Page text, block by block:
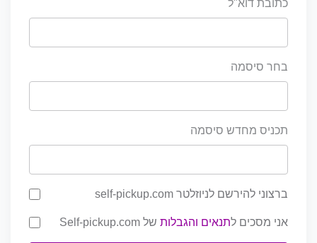
כתובת דוא"ל
בחר סיסמה
תכניס מחדש סיסמה
ברצוני להירשם לניוזלטר self-pickup.com
אני מסכים לתנאים והגבלותשל Self-pickup.com